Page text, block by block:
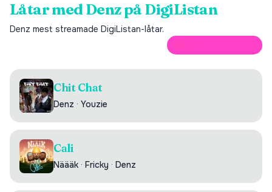
Låtar medDenzpå DigiListan
Denz mest streamade DigiListan-låtar.
Chit Chat
Denz · Youzie
Cali
Näääk · Fricky · Denz